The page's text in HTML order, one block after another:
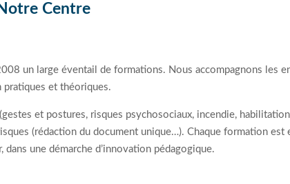
Centre
un large éventail de formations. Nous accompagnons les
et théoriques.
et postures, risques psychosociaux, incendie,
(rédaction du document unique…). Chaque formation
une démarche d’innovation pédagogique.